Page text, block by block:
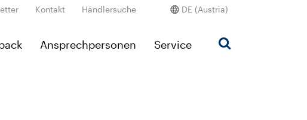
Kontakt Händlersuche DE (Austria)
Ansprechpersonen Service